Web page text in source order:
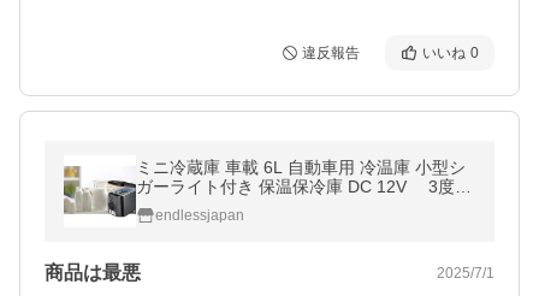
違反報告 いいね 0
ミニ冷蔵庫 車載 6L 自動車用 冷温庫 小型シ
ガーライト付き 保温保冷庫 DC 12V 3度か
ら65度 車内 静音設計 白色・黒本体選択可
能！（黒）
endlessjapan
商品は最悪 2025/7/1